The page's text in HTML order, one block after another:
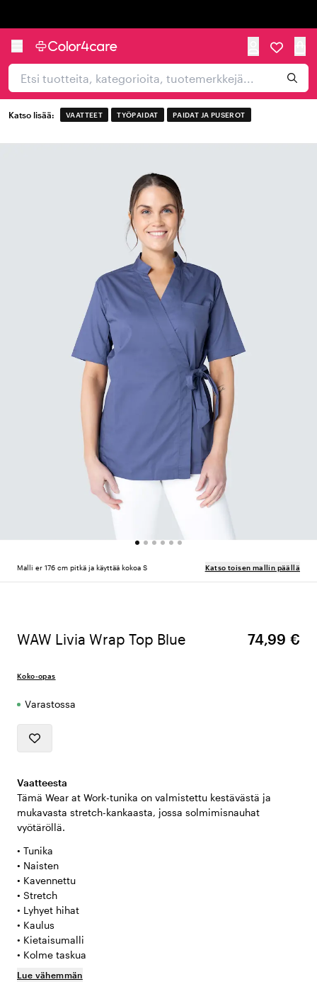
Katso lisää: VAATTEET TYÖPAIDAT PAIDAT JA PUSEROT
Malli er 176 cm pitkä ja käyttää kokoa S Katso toisen mallin päällä
WAW Livia Wrap Top Blue 74,99 €
Koko-opas
Varastossa
Vaatteesta
Tämä Wear at Work-tunika on valmistettu kestävästä ja
mukavasta stretch-kankaasta, jossa solmimisnauhat
vyötäröllä.
• Tunika
• Naisten
• Kavennettu
• Stretch
• Lyhyet hihat
• Kaulus
• Kietaisumalli
• Kolme taskua
Lue vähemmän